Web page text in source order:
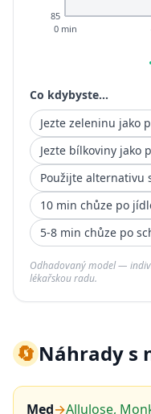
85
0 min
Co kdybyste...
Jezte zeleninu jako
Jezte bílkoviny jako
Použijte alternativu
10 min chůze po
5-8 min chůze po
Odhadovaný model —
lékařskou radu.
🔄Náhrady s
Med→Allulose,